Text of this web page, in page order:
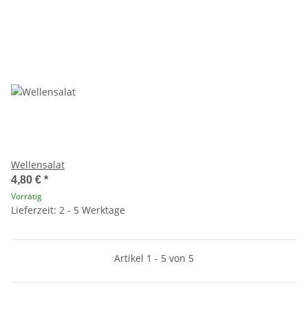
Wellensalat
4,80 € *
Vorrätig
Lieferzeit: 2 - 5 Werktage
Artikel 1 - 5 von 5